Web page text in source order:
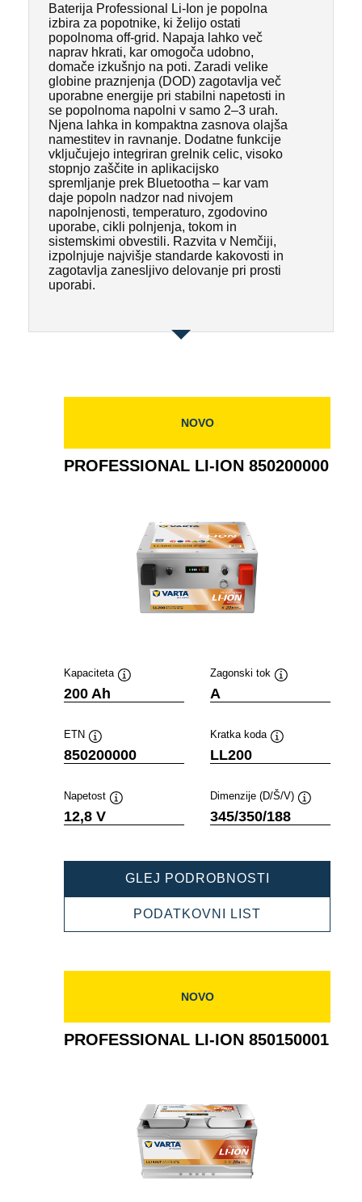
Baterija Professional Li-Ion je popolna
izbira za popotnike, ki želijo ostati
popolnoma off-grid. Napaja lahko več
naprav hkrati, kar omogoča udobno,
domače izkušnjo na poti. Zaradi velike
globine praznjenja (DOD) zagotavlja več
uporabne energije pri stabilni napetosti in
se popolnoma napolni v samo 2–3 urah.
Njena lahka in kompaktna zasnova olajša
namestitev in ravnanje. Dodatne funkcije
vključujejo integriran grelnik celic, visoko
stopnjo zaščite in aplikacijsko
spremljanje prek Bluetootha – kar vam
daje popoln nadzor nad nivojem
napolnjenosti, temperaturo, zgodovino
uporabe, cikli polnjenja, tokom in
sistemskimi obvestili. Razvita v Nemčiji,
izpolnjuje najvišje standarde kakovosti in
zagotavlja zanesljivo delovanje pri prosti
uporabi.
NOVO
PROFESSIONAL LI-ION 850200000
Kapaciteta
200 Ah
Zagonski tok
A
ETN
Namig
850200000
Kratka koda
LL200
Napetost
12,8 V
Dimenzije (D/Š/V)
345/350/188
GLEJ PODROBNOSTI
PODATKOVNI LIST
NOVO
PROFESSIONAL LI-ION 850150001